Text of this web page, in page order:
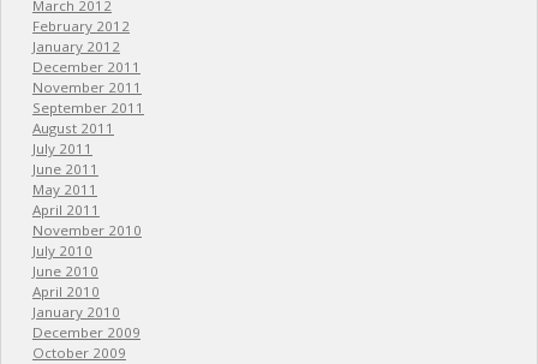
March 2012
February 2012
January 2012
December 2011
November 2011
September 2011
August 2011
July 2011
June 2011
May 2011
April 2011
November 2010
July 2010
June 2010
April 2010
January 2010
December 2009
October 2009